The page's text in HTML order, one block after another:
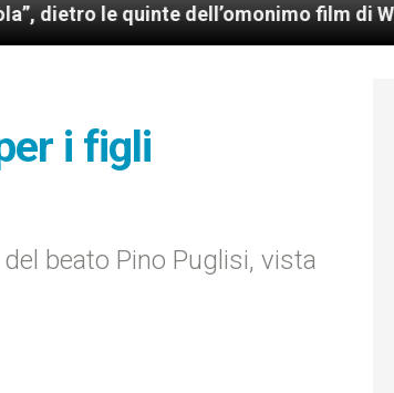
quinte dell’omonimo film di Wim Wenders
i figli
beato Pino Puglisi, vista